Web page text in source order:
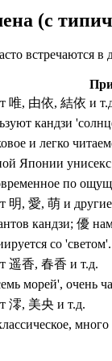
(с
встречаются
唯, 由依, 結依 и
кандзи
и легко
Японии
по
明, 愛, 萌 и
кандзи; 優
со 'светом'.
遥香, 春香 и т.д.
морей', очень
澪, 美央 и т.д.